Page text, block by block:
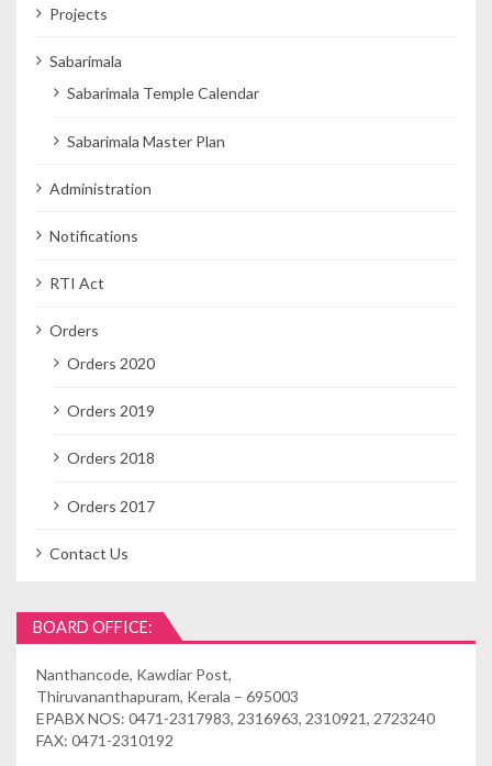
Projects
Sabarimala
Sabarimala Temple Calendar
Sabarimala Master Plan
Administration
Notifications
RTI Act
Orders
Orders 2020
Orders 2019
Orders 2018
Orders 2017
Contact Us
BOARD OFFICE:
Nanthancode, Kawdiar Post,
Thiruvananthapuram, Kerala – 695003
EPABX NOS: 0471-2317983, 2316963, 2310921, 2723240
FAX: 0471-2310192